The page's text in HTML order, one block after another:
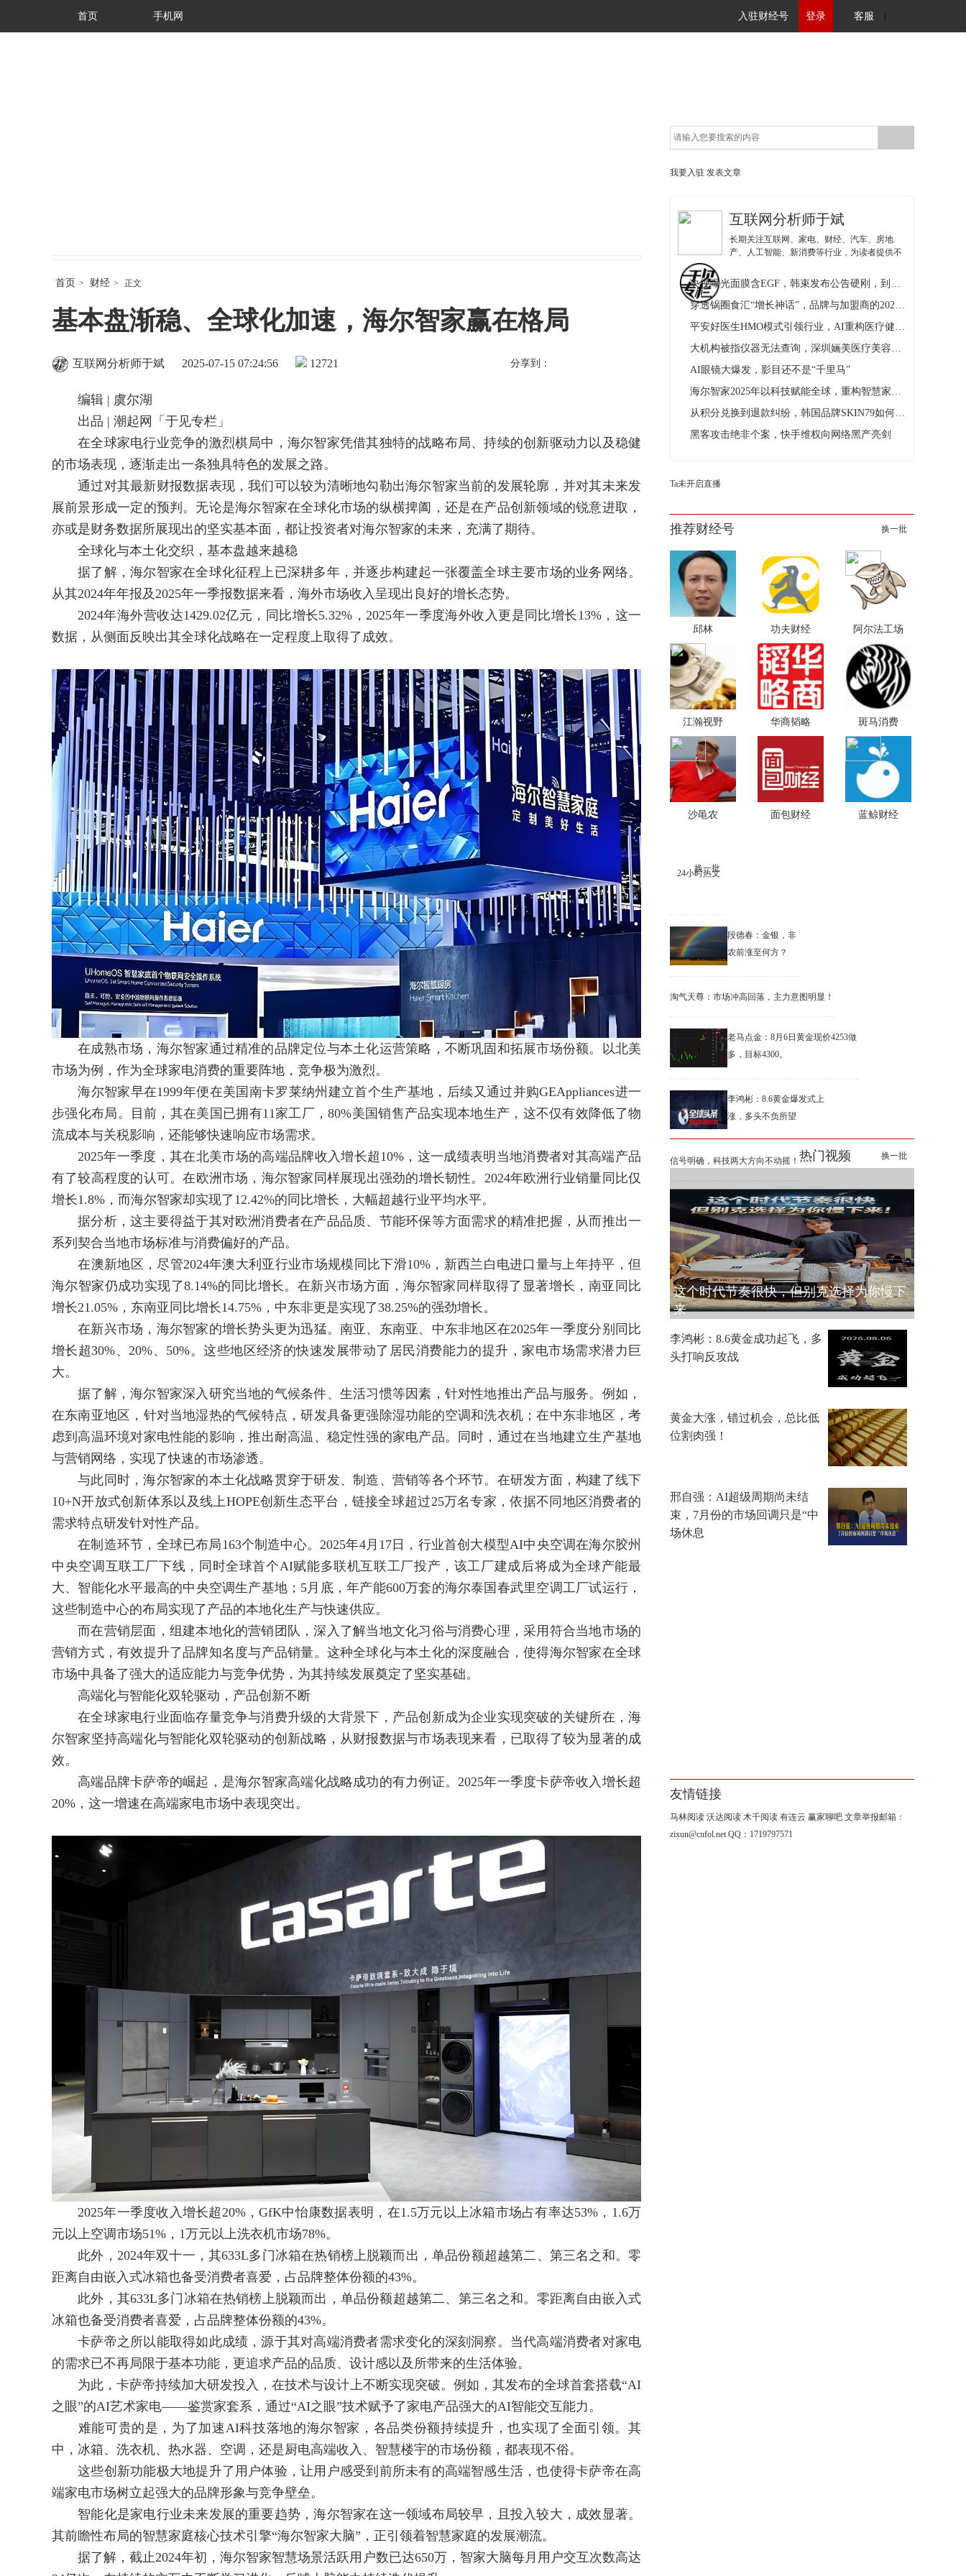
首页 手机网 入驻财经号 登录 客服
首页 > 财经 > 正文
基本盘渐稳、全球化加速，海尔智家赢在格局
互联网分析师于斌 2025-07-15 07:24:56 12721 分享到：
编辑 | 虞尔湖
出品 | 潮起网「于见专栏」
在全球家电行业竞争的激烈棋局中，海尔智家凭借其独特的战略布局、持续的创新驱动力以及稳健
的市场表现，逐渐走出一条独具特色的发展之路。
通过对其最新财报数据表现，我们可以较为清晰地勾勒出海尔智家当前的发展轮廓，并对其未来发
展前景形成一定的预判。无论是海尔智家在全球化市场的纵横捭阖，还是在产品创新领域的锐意进取，
亦或是财务数据所展现出的坚实基本面，都让投资者对海尔智家的未来，充满了期待。
全球化与本土化交织，基本盘越来越稳
据了解，海尔智家在全球化征程上已深耕多年，并逐步构建起一张覆盖全球主要市场的业务网络。
从其2024年年报及2025年一季报数据来看，海外市场收入呈现出良好的增长态势。
2024年海外营收达1429.02亿元，同比增长5.32%，2025年一季度海外收入更是同比增长13%，这一
数据，从侧面反映出其全球化战略在一定程度上取得了成效。
在成熟市场，海尔智家通过精准的品牌定位与本土化运营策略，不断巩固和拓展市场份额。以北美
市场为例，作为全球家电消费的重要阵地，竞争极为激烈。
海尔智家早在1999年便在美国南卡罗莱纳州建立首个生产基地，后续又通过并购GEAppliances进一
步强化布局。目前，其在美国已拥有11家工厂，80%美国销售产品实现本地生产，这不仅有效降低了物
流成本与关税影响，还能够快速响应市场需求。
2025年一季度，其在北美市场的高端品牌收入增长超10%，这一成绩表明当地消费者对其高端产品
有了较高程度的认可。在欧洲市场，海尔智家同样展现出强劲的增长韧性。2024年欧洲行业销量同比仅
增长1.8%，而海尔智家却实现了12.42%的同比增长，大幅超越行业平均水平。
据分析，这主要得益于其对欧洲消费者在产品品质、节能环保等方面需求的精准把握，从而推出一
系列契合当地市场标准与消费偏好的产品。
在澳新地区，尽管2024年澳大利亚行业市场规模同比下滑10%，新西兰白电进口量与上年持平，但
海尔智家仍成功实现了8.14%的同比增长。在新兴市场方面，海尔智家同样取得了显著增长，南亚同比
增长21.05%，东南亚同比增长14.75%，中东非更是实现了38.25%的强劲增长。
在新兴市场，海尔智家的增长势头更为迅猛。南亚、东南亚、中东非地区在2025年一季度分别同比
增长超30%、20%、50%。这些地区经济的快速发展带动了居民消费能力的提升，家电市场需求潜力巨
大。
据了解，海尔智家深入研究当地的气候条件、生活习惯等因素，针对性地推出产品与服务。例如，
在东南亚地区，针对当地湿热的气候特点，研发具备更强除湿功能的空调和洗衣机；在中东非地区，考
虑到高温环境对家电性能的影响，推出耐高温、稳定性强的家电产品。同时，通过在当地建立生产基地
与营销网络，实现了快速的市场渗透。
与此同时，海尔智家的本土化战略贯穿于研发、制造、营销等各个环节。在研发方面，构建了线下
10+N开放式创新体系以及线上HOPE创新生态平台，链接全球超过25万名专家，依据不同地区消费者的
需求特点研发针对性产品。
在制造环节，全球已布局163个制造中心。2025年4月17日，行业首创大模型AI中央空调在海尔胶州
中央空调互联工厂下线，同时全球首个AI赋能多联机互联工厂投产，该工厂建成后将成为全球产能最
大、智能化水平最高的中央空调生产基地；5月底，年产能600万套的海尔泰国春武里空调工厂试运行，
这些制造中心的布局实现了产品的本地化生产与快速供应。
而在营销层面，组建本地化的营销团队，深入了解当地文化习俗与消费心理，采用符合当地市场的
营销方式，有效提升了品牌知名度与产品销量。这种全球化与本土化的深度融合，使得海尔智家在全球
市场中具备了强大的适应能力与竞争优势，为其持续发展奠定了坚实基础。
高端化与智能化双轮驱动，产品创新不断
在全球家电行业面临存量竞争与消费升级的大背景下，产品创新成为企业实现突破的关键所在，海
尔智家坚持高端化与智能化双轮驱动的创新战略，从财报数据与市场表现来看，已取得了较为显著的成
效。
高端品牌卡萨帝的崛起，是海尔智家高端化战略成功的有力例证。2025年一季度卡萨帝收入增长超
20%，这一增速在高端家电市场中表现突出。
2025年一季度收入增长超20%，GfK中怡康数据表明，在1.5万元以上冰箱市场占有率达53%，1.6万
元以上空调市场51%，1万元以上洗衣机市场78%。
此外，2024年双十一，其633L多门冰箱在热销榜上脱颖而出，单品份额超越第二、第三名之和。零
距离自由嵌入式冰箱也备受消费者喜爱，占品牌整体份额的43%。
此外，其633L多门冰箱在热销榜上脱颖而出，单品份额超越第二、第三名之和。零距离自由嵌入式
冰箱也备受消费者喜爱，占品牌整体份额的43%。
卡萨帝之所以能取得如此成绩，源于其对高端消费者需求变化的深刻洞察。当代高端消费者对家电
的需求已不再局限于基本功能，更追求产品的品质、设计感以及所带来的生活体验。
为此，卡萨帝持续加大研发投入，在技术与设计上不断实现突破。例如，其发布的全球首套搭载“AI
之眼”的AI艺术家电——鉴赏家套系，通过“AI之眼”技术赋予了家电产品强大的AI智能交互能力。
难能可贵的是，为了加速AI科技落地的海尔智家，各品类份额持续提升，也实现了全面引领。其
中，冰箱、洗衣机、热水器、空调，还是厨电高端收入、智慧楼宇的市场份额，都表现不俗。
这些创新功能极大地提升了用户体验，让用户感受到前所未有的高端智感生活，也使得卡萨帝在高
端家电市场树立起强大的品牌形象与竞争壁垒。
智能化是家电行业未来发展的重要趋势，海尔智家在这一领域布局较早，且投入较大，成效显著。
其前瞻性布局的智慧家庭核心技术引擎“海尔智家大脑”，正引领着智慧家庭的发展潮流。
据了解，截止2024年初，海尔智家智慧场景活跃用户数已达650万，智家大脑每月用户交互次数高达
我要入驻 发表文章
互联网分析师于斌
长期关注互联网、家电、财经、汽车、房地
产、人工智能、新消费等行业，为读者提供不
央视曝光面膜含EGF，韩束发布公告硬刚，到底谁在撒谎？
穿透锅圈食汇“增长神话”，品牌与加盟商的2025冷暖鸿沟
平安好医生HMO模式引领行业，AI重构医疗健康新生态
大机构被指仪器无法查询，深圳婳美医疗美容陷效果争议！
AI眼镜大爆发，影目还不是“千里马”
海尔智家2025年以科技赋能全球，重构智慧家居新生态
从积分兑换到退款纠纷，韩国品牌SKIN79如何讲好规模故事？
黑客攻击绝非个案，快手维权向网络黑产亮剑
Ta未开启直播
推荐财经号 换一批
邱林 功夫财经 阿尔法工场
江瀚视野 华商韬略 斑马消费
沙黾农 面包财经 蓝鲸财经
24小时热文
换一批
段德春：金银，非
农前涨至何方？
淘气天尊：市场冲高回落，主力意图明显！
老马点金：8月6日黄金现价4253做
多，目标4300。
李鸿彬：8.6黄金爆发式上
涨，多头不负所望
信号明确，科技两大方向不动摇！ 热门视频 换一批
这个时代节奏很快，但别克选择为你慢下
来
李鸿彬：8.6黄金成功起飞，多
头打响反攻战
黄金大涨，错过机会，总比低
位割肉强！
邢自强：AI超级周期尚未结
束，7月份的市场回调只是“中
场休息
友情链接
马林阅读 沃达阅读 木千阅读 有连云 赢家聊吧 文章举报邮箱：
zixun@cnfol.net QQ：1719797571